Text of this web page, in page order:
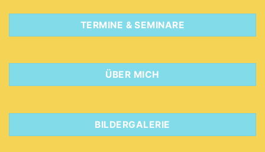
TERMINE & SEMINARE
ÜBER MICH
BILDERGALERIE